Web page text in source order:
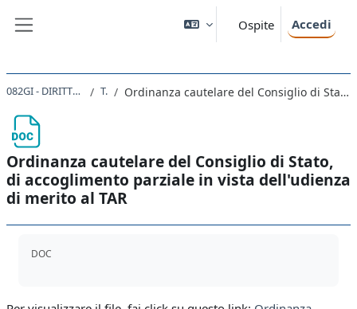
Ospite Accedi
082GI - DIRITTO AMMINISTRATIVO 2020 Topic 5 Ordinanza cautelare del Consiglio di Stato, di accoglimento parziale in vista dell'udienza di merito al TAR
Ordinanza cautelare del Consiglio di Stato,
di accoglimento parziale in vista dell'udienza
di merito al TAR
DOC